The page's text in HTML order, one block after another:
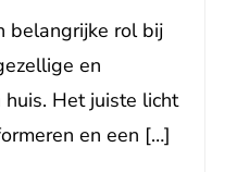
belangrijke rol bij
en
Het juiste licht
en een […]